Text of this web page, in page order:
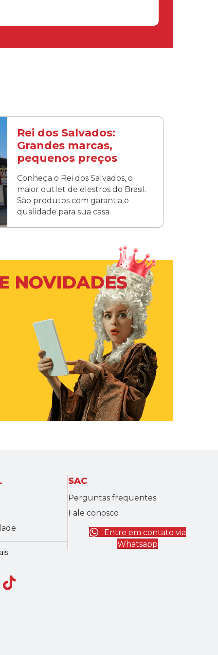
Rei dos Salvados:
Grandes marcas,
pequenos preços
Conheça o Rei dos Salvados, o
maior outlet de elestros do Brasil.
São produtos com garantia e
qualidade para sua casa.
NOVIDADES
SAC
Perguntas frequentes
Fale conosco
Entre em contato via
Whatsapp